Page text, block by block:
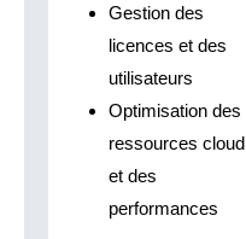
Gestion des
licences et des
utilisateurs
Optimisation des
ressources cloud
et des
performances